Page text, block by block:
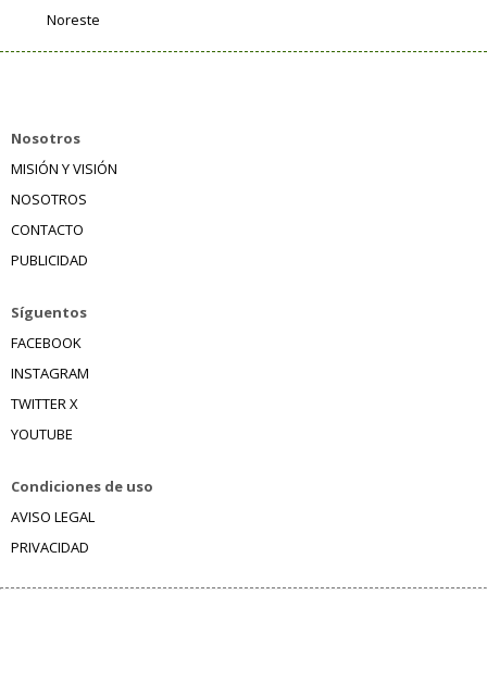
Noreste
Nosotros
MISIÓN Y VISIÓN
NOSOTROS
CONTACTO
PUBLICIDAD
Síguentos
FACEBOOK
INSTAGRAM
TWITTER X
YOUTUBE
Condiciones de uso
AVISO LEGAL
PRIVACIDAD